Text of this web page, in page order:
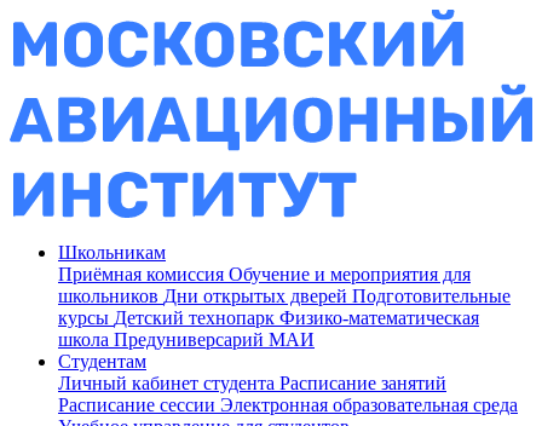
Школьникам
Приёмная комиссия Обучение и мероприятия для
школьников Дни открытых дверей Подготовительные
курсы Детский технопарк Физико-математическая
школа Предуниверсарий МАИ
Студентам
Личный кабинет студента Расписание занятий
Расписание сессии Электронная образовательная среда